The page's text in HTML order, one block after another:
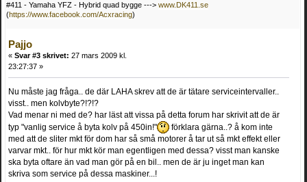
#411 - Yamaha YFZ - Hybrid quad bygge ---> www.DK411.se
(https://www.facebook.com/Acxracing)
Pajjo
« Svar #3 skrivet: 27 mars 2009 kl.
23:27:37 »
Nu måste jag fråga.. de där LAHA skrev att de är tätare serviceintervaller..
visst.. men kolvbyte?!?!?
Vad menar ni med de? har läst att vissa på detta forum har skrivit att de är
typ "vanlig service å byta kolv på 450in!"
förklara gärna..? å kom inte
med att de sliter mkt för dom har så små motorer å tar ut så mkt effekt eller
varvar mkt.. för hur mkt kör man egentligen med dessa? visst man kanske
ska byta oftare än vad man gör på en bil.. men de är ju inget man kan
skriva som service på dessa maskiner...!